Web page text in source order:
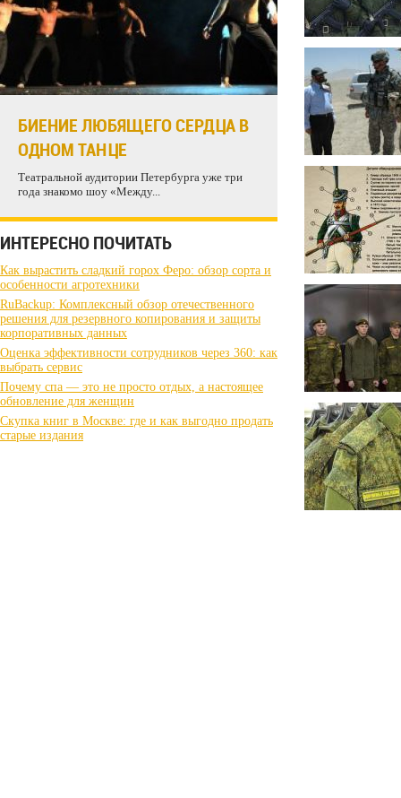
БИЕНИЕ ЛЮБЯЩЕГО СЕРДЦА В
ОДНОМ ТАНЦЕ
Театральной аудитории Петербурга уже три
года знакомо шоу «Между...
ИНТЕРЕСНО ПОЧИТАТЬ
Как вырастить сладкий горох Феро: обзор сорта и
особенности агротехники
RuBackup: Комплексный обзор отечественного
решения для резервного копирования и защиты
корпоративных данных
Оценка эффективности сотрудников через 360: как
выбрать сервис
Почему спа — это не просто отдых, а настоящее
обновление для женщин
Скупка книг в Москве: где и как выгодно продать
старые издания